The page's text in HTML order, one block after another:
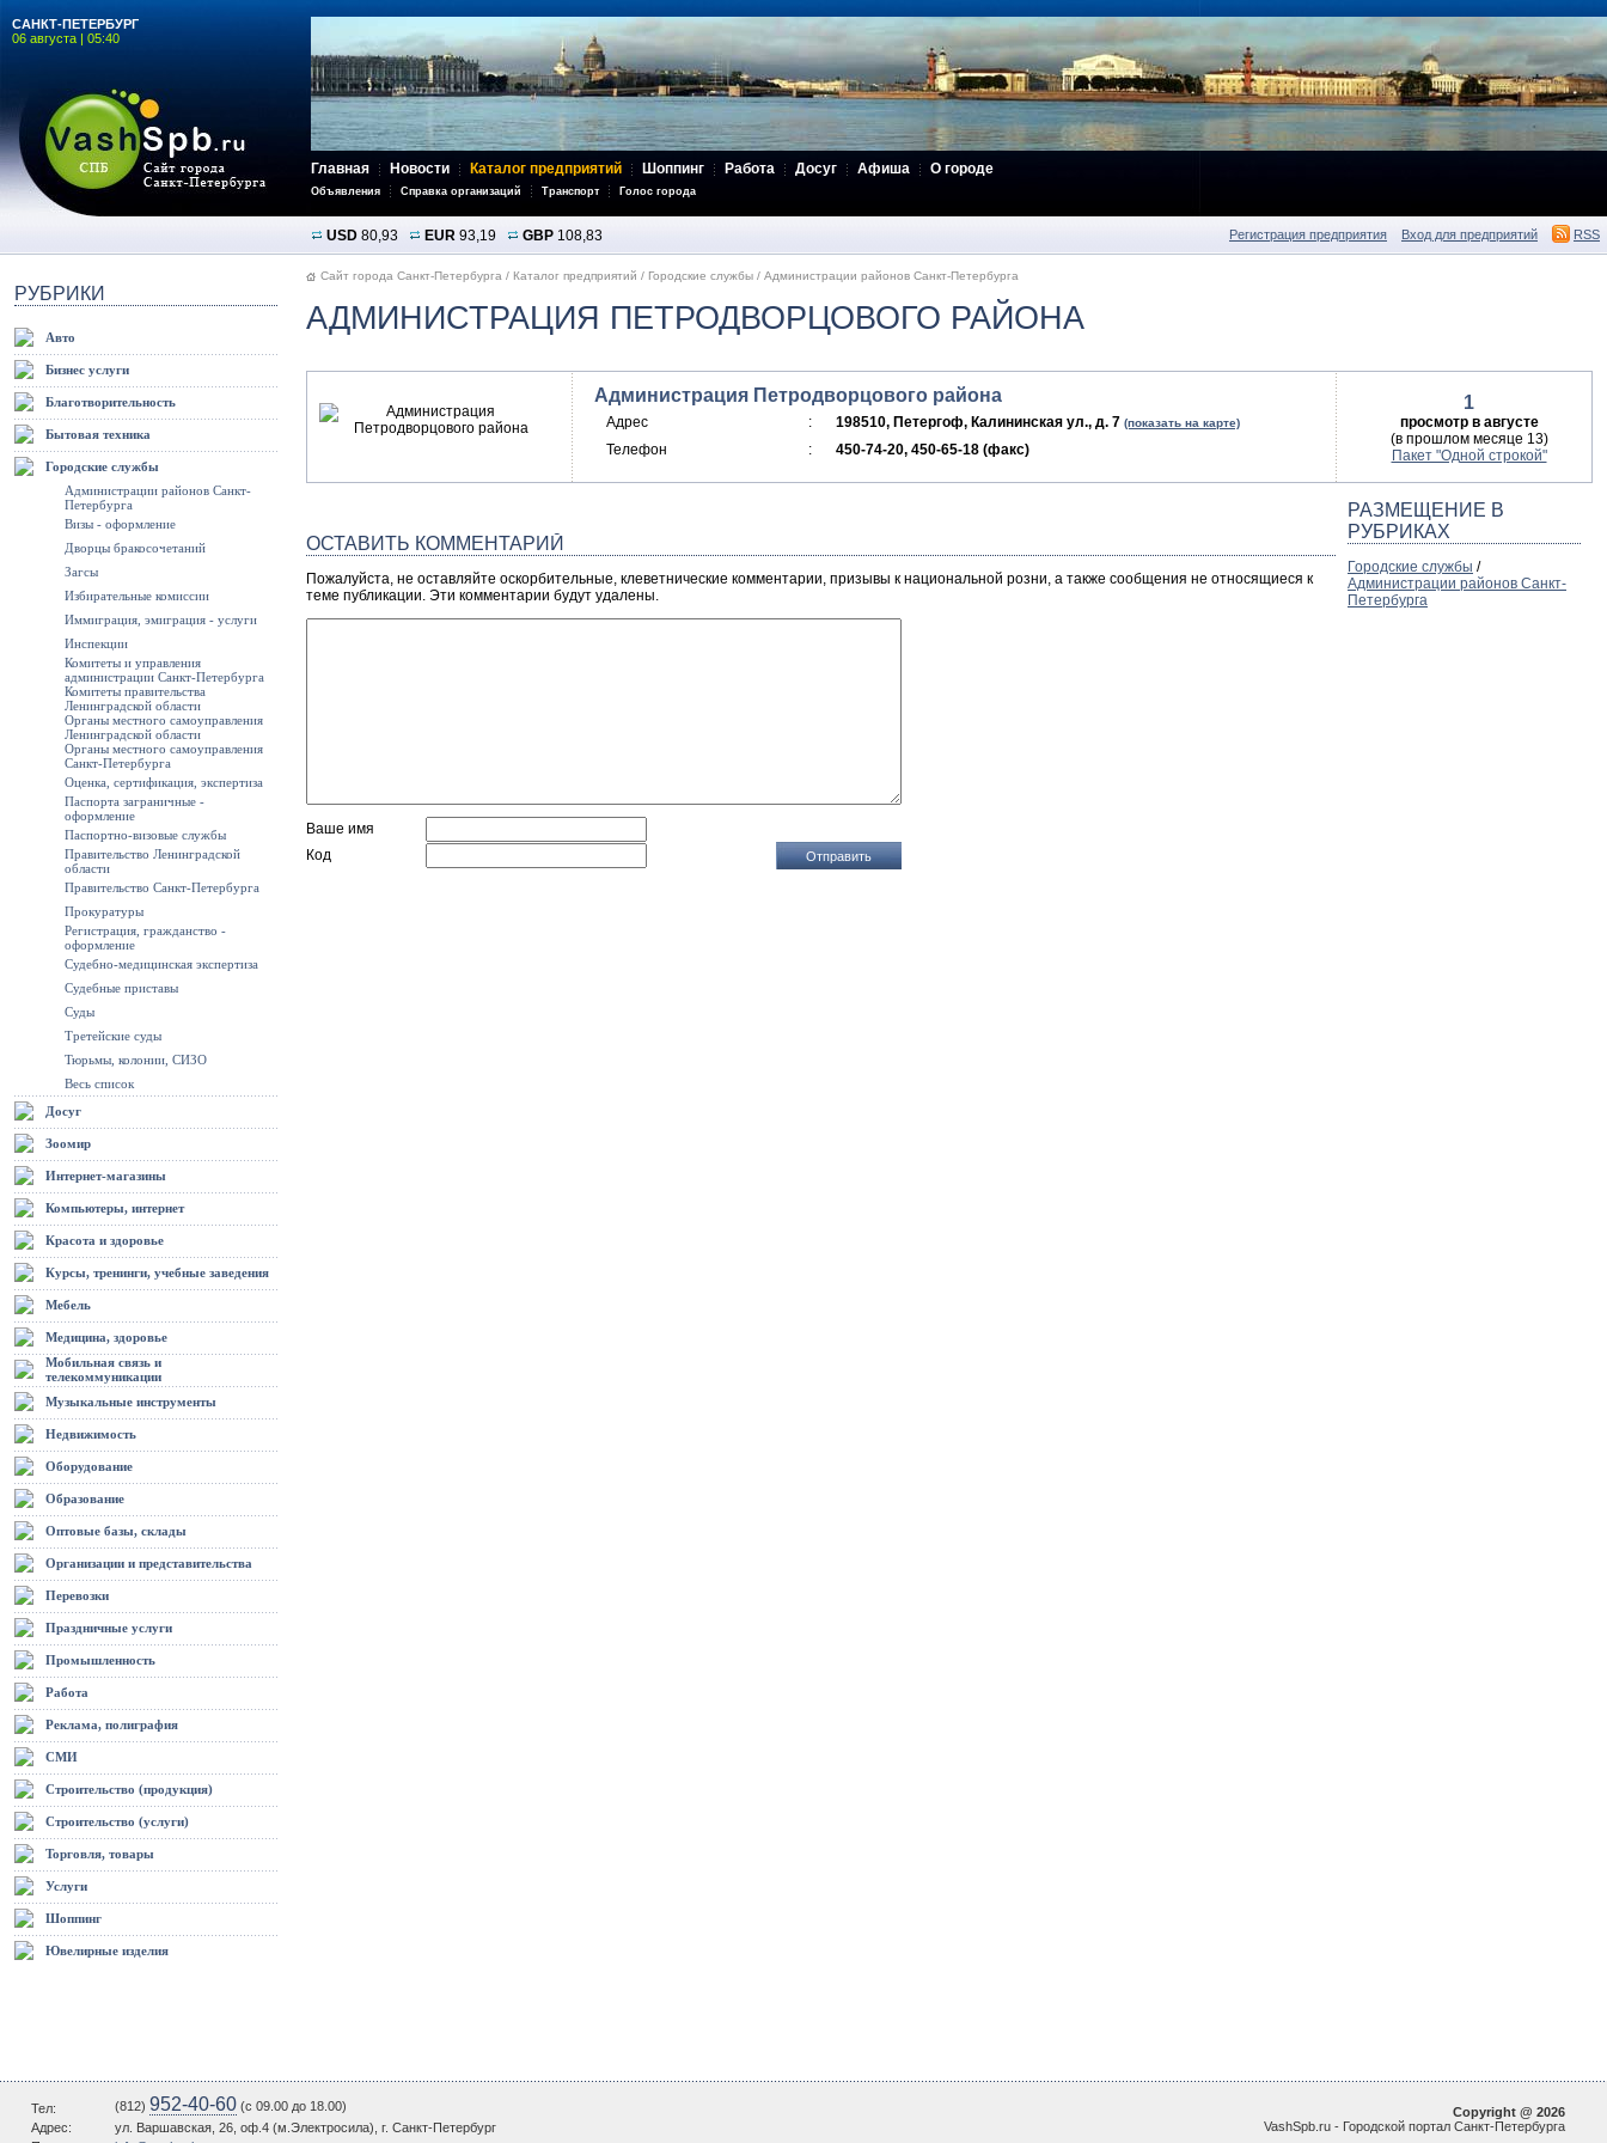
САНКТ-ПЕТЕРБУРГ
06 августа | 05:40
Главная Новости Каталог предприятий Шоппинг Работа Досуг Афиша О городе
Объявления Справка организаций Транспорт Голос города
USD 80,93 EUR 93,19 GBP 108,83 Регистрация предприятия Вход для предприятий RSS
РУБРИКИ
Авто
Бизнес услуги
Благотворительность
Бытовая техника
Городские службы
Администрации районов Санкт-
Петербурга
Визы - оформление
Дворцы бракосочетаний
Загсы
Избирательные комиссии
Иммиграция, эмиграция - услуги
Инспекции
Комитеты и управления
администрации Санкт-Петербурга
Комитеты правительства
Ленинградской области
Органы местного самоуправления
Ленинградской области
Органы местного самоуправления
Санкт-Петербурга
Оценка, сертификация, экспертиза
Паспорта заграничные -
оформление
Паспортно-визовые службы
Правительство Ленинградской
области
Правительство Санкт-Петербурга
Прокуратуры
Регистрация, гражданство -
оформление
Судебно-медицинская экспертиза
Судебные приставы
Суды
Третейские суды
Тюрьмы, колонии, СИЗО
Весь список
Досуг
Зоомир
Интернет-магазины
Компьютеры, интернет
Красота и здоровье
Курсы, тренинги, учебные заведения
Мебель
Медицина, здоровье
Мобильная связь и
телекоммуникации
Музыкальные инструменты
Недвижимость
Оборудование
Образование
Оптовые базы, склады
Организации и представительства
Перевозки
Праздничные услуги
Промышленность
Работа
Реклама, полиграфия
СМИ
Строительство (продукция)
Строительство (услуги)
Торговля, товары
Услуги
Шоппинг
Ювелирные изделия
Сайт города Санкт-Петербурга / Каталог предприятий / Городские службы / Администрации районов Санкт-Петербурга
АДМИНИСТРАЦИЯ ПЕТРОДВОРЦОВОГО РАЙОНА
Администрация Петродворцового района
Адрес : 198510, Петергоф, Калининская ул., д. 7 (показать на карте)
Телефон : 450-74-20, 450-65-18 (факс)
1
просмотр в августе
(в прошлом месяце 13)
Пакет "Одной строкой"
ОСТАВИТЬ КОММЕНТАРИЙ
Пожалуйста, не оставляйте оскорбительные, клеветнические комментарии, призывы к национальной розни, а также сообщения не относящиеся к
теме публикации. Эти комментарии будут удалены.
Ваше имя
Код
РАЗМЕЩЕНИЕ В
РУБРИКАХ
Городские службы /
Администрации районов Санкт-
Петербурга
Тел: (812) 952-40-60 (c 09.00 до 18.00)
Адрес:
ул. Варшавская, 26, оф.4 (м.Электросила), г. Санкт-Петербург
Copyright @ 2026
VashSpb.ru - Городской портал Санкт-Петербурга